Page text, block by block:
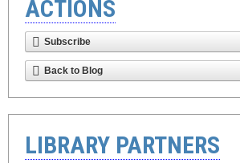
ACTIONS
Subscribe
Back to Blog
LIBRARY PARTNERS